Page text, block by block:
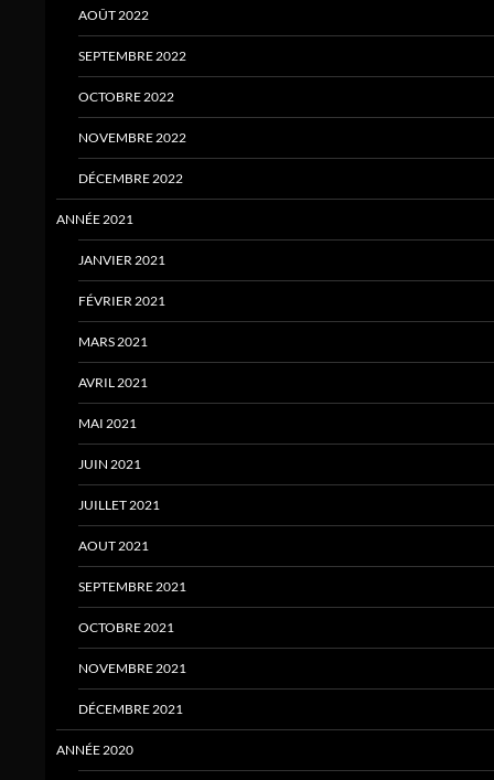
AOÛT 2022
SEPTEMBRE 2022
OCTOBRE 2022
NOVEMBRE 2022
DÉCEMBRE 2022
ANNÉE 2021
JANVIER 2021
FÉVRIER 2021
MARS 2021
AVRIL 2021
MAI 2021
JUIN 2021
JUILLET 2021
AOUT 2021
SEPTEMBRE 2021
OCTOBRE 2021
NOVEMBRE 2021
DÉCEMBRE 2021
ANNÉE 2020